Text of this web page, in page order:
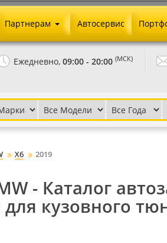
Ежедневно, 09:00 - 20:00 (МСК)
Партнерам
Агентское вознаграждение
Скачать прайс
Автосервис
X6 2019
- Каталог
для кузовного